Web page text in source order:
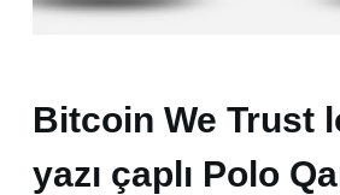
Bitcoin We Trust
yazı çaplı Polo